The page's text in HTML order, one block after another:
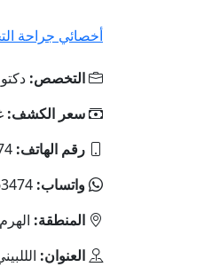
أخصائي جراحة
التخصص:
سعر الكشف:
رقم الهاتف:
واتساب:
المنطقة:
العنوان: